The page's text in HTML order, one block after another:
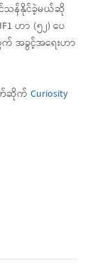
သန်နိုင်ခဲ့မယ်ဆို
ဟာ (၅၂) ပေ
က် အခွင့်အရေးဟာ
ဘ်ဆိုက် Curiosity